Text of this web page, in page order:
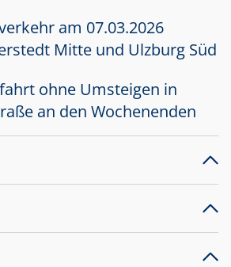
am 07.03.2026
Mitte und Ulzburg Süd
ohne Umsteigen in
an den Wochenenden
der Bauarbeiten am
Sperrung der Bahnstraße in